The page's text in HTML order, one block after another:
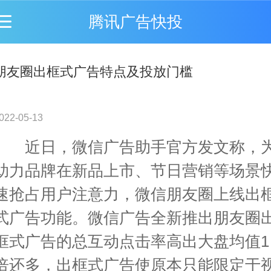
腾讯广告快投
友圈出框式广告特点及投放门槛
05-13
日，微信广告助手官方发文称，
力品牌在新品上市、节日营销等场景
抢占用户注意力，微信朋友圈上线出
广告功能。微信广告全新推出朋友圈
式广告的总互动点击率高出大盘均值1
还多，出框式广告使原本只能限定于